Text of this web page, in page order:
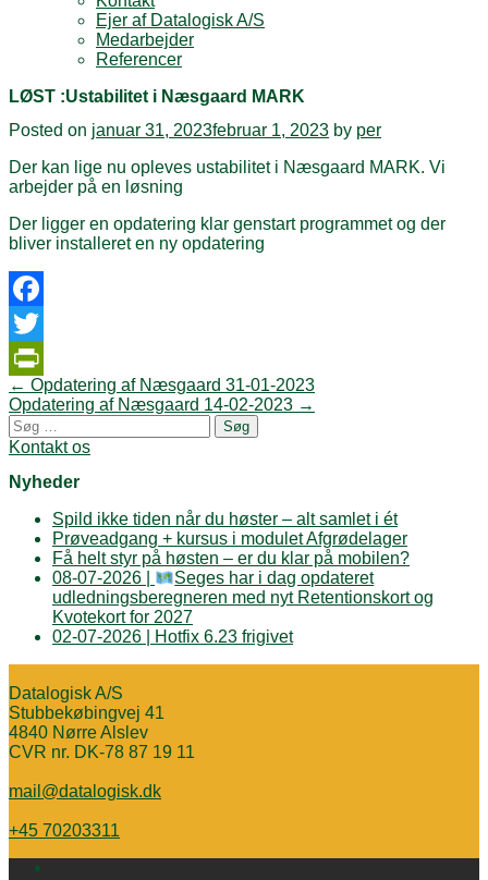
Ejer af Datalogisk A/S
Medarbejder
Referencer
LØST :Ustabilitet i Næsgaard MARK
Posted on januar 31, 2023februar 1, 2023 by per
Der kan lige nu opleves ustabilitet i Næsgaard MARK. Vi
arbejder på en løsning
Der ligger en opdatering klar genstart programmet og der
bliver installeret en ny opdatering
Facebook
Twitter
PrintFriendly
Post
navigation
← Opdatering af Næsgaard 31-01-2023
Opdatering af Næsgaard 14-02-2023 →
Søg
efter:
Kontakt os
Nyheder
Spild ikke tiden når du høster – alt samlet i ét
Prøveadgang + kursus i modulet Afgrødelager
Få helt styr på høsten – er du klar på mobilen?
08-07-2026 |
Seges har i dag opdateret
udledningsberegneren med nyt Retentionskort og
Kvotekort for 2027
02-07-2026 | Hotfix 6.23 frigivet
Datalogisk A/S
Stubbekøbingvej 41
4840 Nørre Alslev
CVR nr. DK-78 87 19 11
mail@datalogisk.dk
+45 70203311